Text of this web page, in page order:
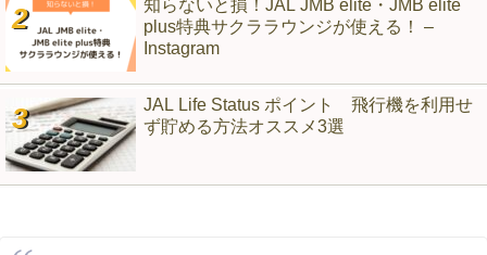
知らないと損！JAL JMB elite・JMB elite
plus特典サクララウンジが使える！ –
Instagram
JAL Life Status ポイント 飛行機を利用せ
ず貯める方法オススメ3選